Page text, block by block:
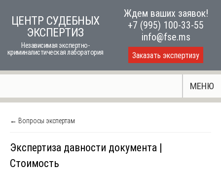
ЦЕНТР СУДЕБНЫХ
ЭКСПЕРТИЗ
Независимая экспертно-
криминалистическая лаборатория
Ждем ваших заявок!
+7 (995) 100-33-55
info@fse.ms
Заказать экспертизу
МЕНЮ
← Вопросы экспертам
Экспертиза давности документа |
Стоимость